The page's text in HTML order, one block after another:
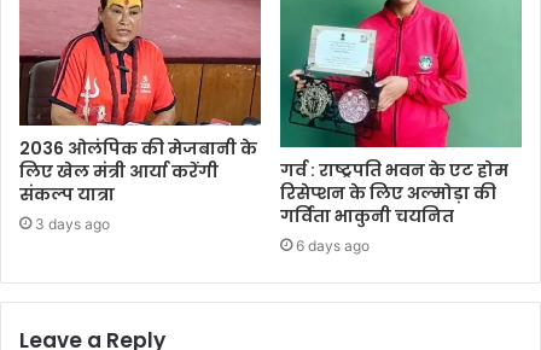
2036 ओलंपिक की मेजबानी के
लिए खेल मंत्री आर्या करेंगी
संकल्प यात्रा
3 days ago
गर्व : राष्ट्रपति भवन के एट होम
रिसेप्शन के लिए अल्मोड़ा की
गर्विता भाकुनी चयनित
6 days ago
Leave a Reply